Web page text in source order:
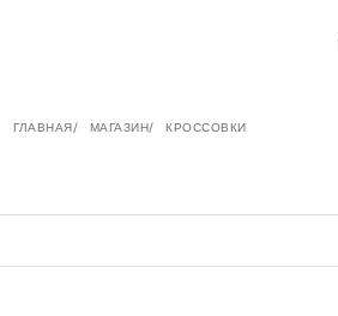
ГЛАВНАЯ МАГАЗИН КРОССОВКИ